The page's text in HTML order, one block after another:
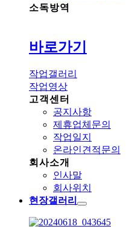
소독방역
바로가기
작업갤러리
작업영상
고객센터
공지사항
제휴업체문의
작업일지
온라인견적문의
회사소개
인사말
회사위치
현장갤러리